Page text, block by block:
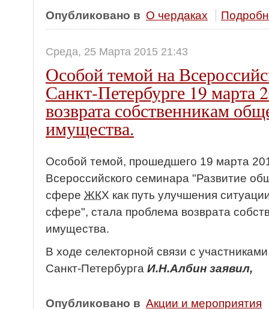
Опубликовано в О чердаках
Среда, 25 Марта 2015 21:43
Особой темой на
Санкт-Петербурге 19 марта
возврата собственникам
имущества.
Особой темой, прошедшего 19 марта
Всероссийского семинара "Развитие
сфере ЖКХ как путь улучшения
сфере", стала проблема возврата
имущества.
В ходе селекторной связи с
Санкт-Петербурга И.Н.Албин заявил,
Опубликовано в Акции и мероприятия